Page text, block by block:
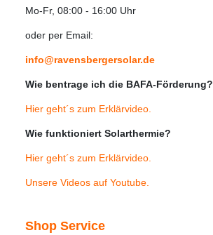
Mo-Fr, 08:00 - 16:00 Uhr
oder per Email:
info@ravensbergersolar.de
Wie bentrage ich die BAFA-Förderung?
Hier geht´s zum Erklärvideo.
Wie funktioniert Solarthermie?
Hier geht´s zum Erklärvideo.
Unsere Videos auf Youtube.
Shop Service